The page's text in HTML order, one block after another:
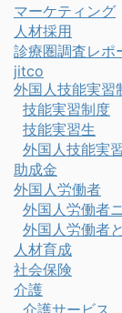
マーケティング
人材採用
診療圏調査レポ
jitco
外国人技能実習
技能実習制度
技能実習生
外国人技能実
助成金
外国人労働者
外国人労働者
外国人労働者
人材育成
社会保険
介護